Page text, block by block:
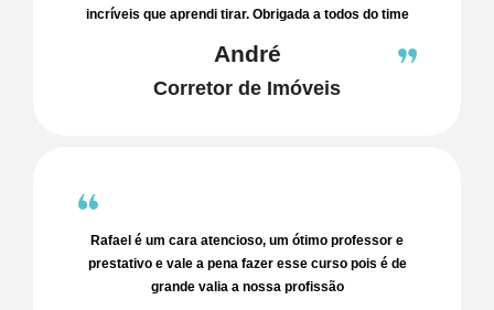
incríveis que aprendi tirar. Obrigada a todos do time
André
Corretor de Imóveis
Rafael é um cara atencioso, um ótimo professor e
prestativo e vale a pena fazer esse curso pois é de
grande valia a nossa profissão